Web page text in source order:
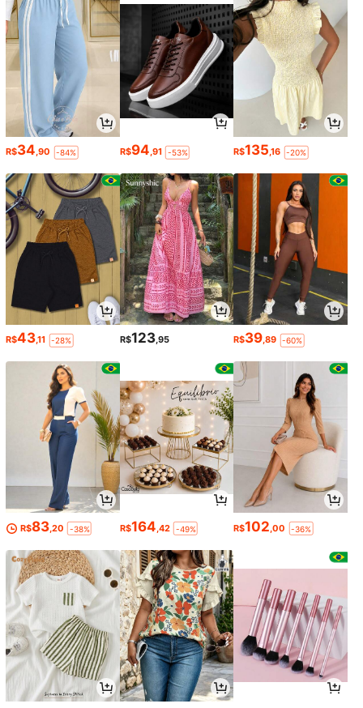
R$34,90 -84% R$94,91 -53% R$135,16 -20%
R$43,11 -28% R$123,95 R$39,89 -60%
R$83,20 -38% R$164 ,42 -49% R$102 ,00 -36%